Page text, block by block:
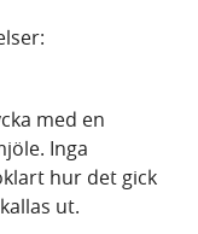
med en
Inga
hur det gick
ut.